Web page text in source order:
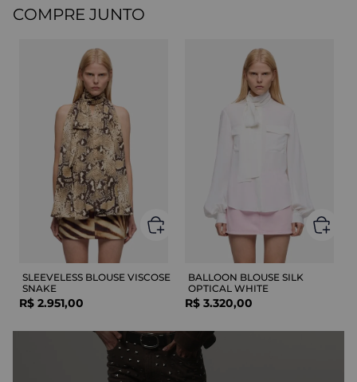
COMPRE JUNTO
SLEEVELESS BLOUSE VISCOSE
SNAKE
R$ 2.951,00
BALLOON BLOUSE SILK
OPTICAL WHITE
R$ 3.320,00